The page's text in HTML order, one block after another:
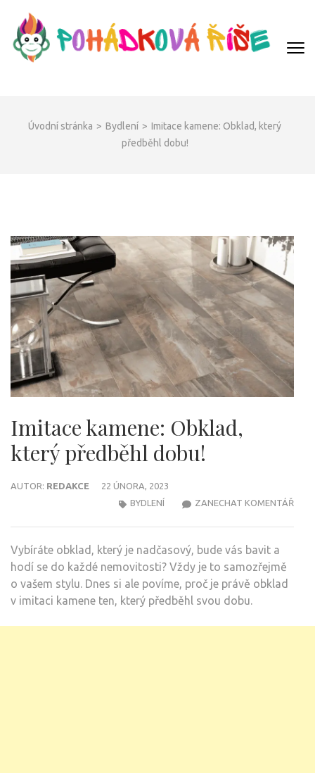
obsah
(Enter)
Úvodní stránka > Bydlení > Imitace kamene: Obklad, který
předběhl dobu!
Imitace kamene: Obklad,
který předběhl dobu!
AUTOR: REDAKCE
22 ÚNORA, 2023
ZANECHAT KOMENTÁŘNA
BYDLENÍ
Vybíráte obklad, který je nadčasový, bude vás bavit a
hodí se do každé nemovitosti? Vždy je to samozřejmě
o vašem stylu. Dnes si ale povíme, proč je právě obklad
v imitaci kamene ten, který předběhl svou dobu.